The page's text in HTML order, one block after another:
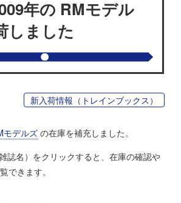
年の RMモデル
しました
新入荷情報（トレインブックス）
モデルズの在庫を補充しました。
誌名）をクリックすると、在庫の確認や
できます。